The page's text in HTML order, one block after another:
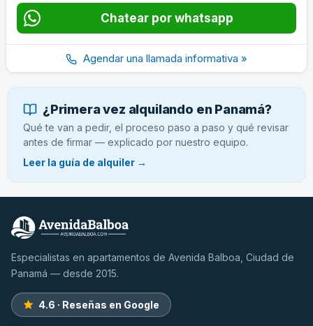
Chatear por whatsapp
Agendar una llamada informativa »
¿Primera vez alquilando en Panamá?
Qué te van a pedir, el proceso paso a paso y qué revisar
antes de firmar — explicado por nuestro equipo.
Leer la guía de alquiler →
Especialistas en apartamentos de Avenida Balboa, Ciudad de
Panamá — desde 2015.
4.6 · Reseñas en Google